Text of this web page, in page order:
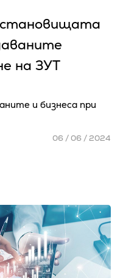
на ЗУТ
и бизнеса при
06 / 06 / 2024